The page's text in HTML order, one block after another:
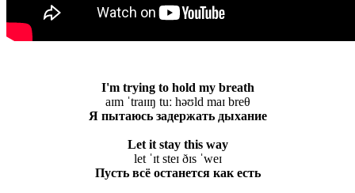
I'm trying to hold my breath
aɪm ˈtraɪɪŋ tuː həʊld maɪ breθ
Я пытаюсь задержать дыхание
Let it stay this way
let ˈɪt steɪ ðɪs ˈweɪ
Пусть всё останется как есть